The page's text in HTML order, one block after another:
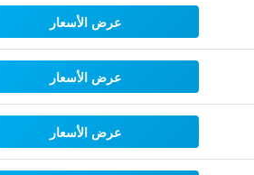
عرض الأسعار
عرض الأسعار
عرض الأسعار